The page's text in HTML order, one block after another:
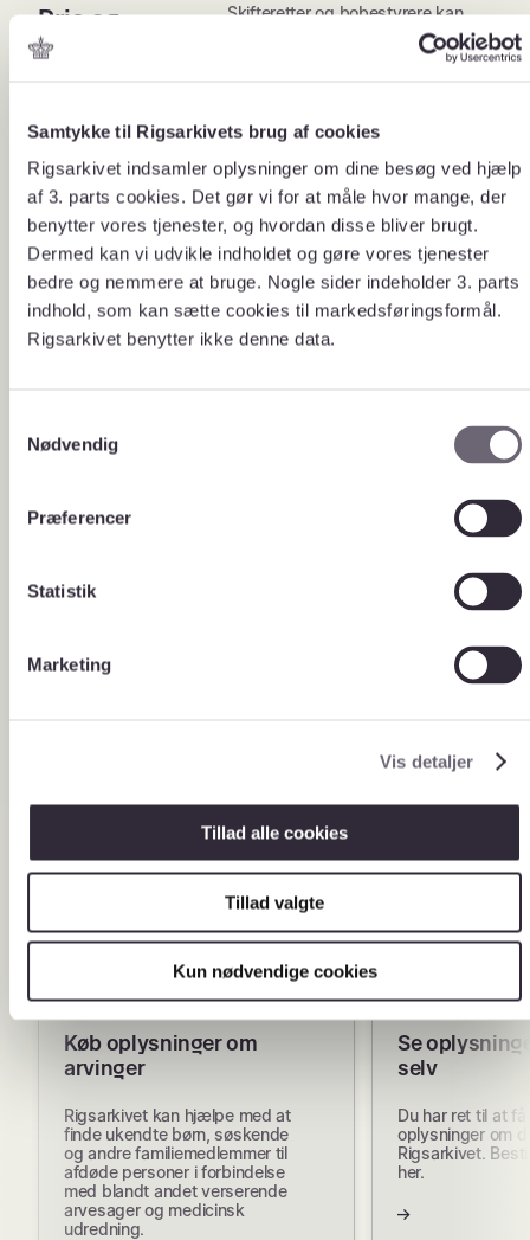
Samtykke til Rigsarkivets brug af cookies
Rigsarkivet indsamler oplysninger om dine besøg ved hjælp
af 3. parts cookies. Det gør vi for at måle hvor mange, der
benytter vores tjenester, og hvordan disse bliver brugt.
Dermed kan vi udvikle indholdet og gøre vores tjenester
bedre og nemmere at bruge. Nogle sider indeholder 3. parts
indhold, som kan sætte cookies til markedsføringsformål.
Rigsarkivet benytter ikke denne data.
Nødvendig
Præferencer
Statistik
Marketing
Vis detaljer
Tillad alle cookies
Tillad valgte
Kun nødvendige cookies
Pris og
ekspedition
Skifteretter og bobestyrere kan
arbejdsdage.
Du modtager vores svar digitalt.
Bestil
dødsboundersøgelse
Kontakt os
blanketter
med fordel indstille din browser til
Køb oplysninger om
arvinger
Rigsarkivet kan hjælpe med at
finde ukendte børn, søskende
og andre familiemedlemmer til
afdøde personer i forbindelse
med blandt andet verserende
arvesager og medicinsk
udredning.
Se
selv
Du har ret til at
oplysninger om
Rigsarkivet.
her.